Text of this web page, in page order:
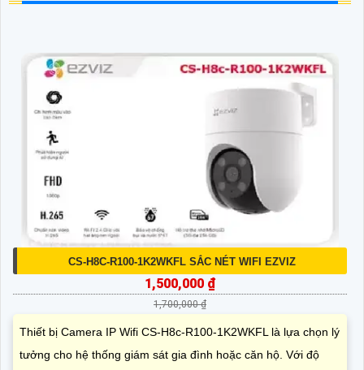
CS-H8C-R100-1K2WKFL SẮC NÉT WIFI EZVIZ
1,500,000 ₫
1,700,000 ₫
Thiết bị Camera IP Wifi CS-H8c-R100-1K2WKFL là lựa chọn lý
tưởng cho hệ thống giám sát gia đình hoặc căn hộ. Với độ